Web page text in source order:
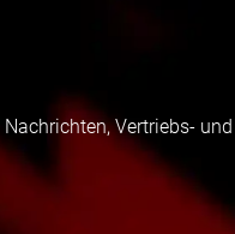
Vertriebs-